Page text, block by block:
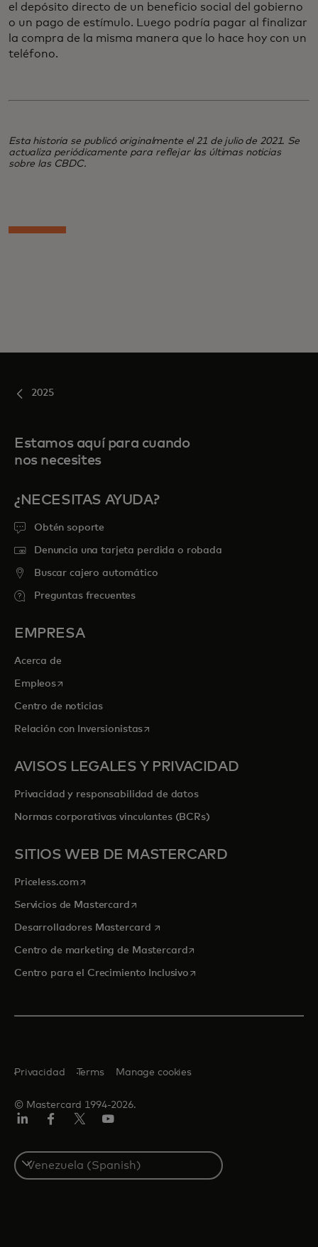
el depósito directo de un beneficio social del gobierno
o un pago de estímulo. Luego podría pagar al finalizar
la compra de la misma manera que lo hace hoy con un
teléfono.
Esta historia se publicó originalmente el 21 de julio de 2021. Se
actualiza periódicamente para reflejar las últimas noticias
sobre las CBDC.
2025
Estamos aquí para cuando
nos necesites
¿NECESITAS AYUDA?
Obtén soporte
Denuncia una tarjeta perdida o robada
Buscar cajero automático
Preguntas frecuentes
EMPRESA
Acerca de
Empleosse abre en una pestaña nueva
Centro de noticias
Relación con Inversionistasse abre en una pestaña nueva
AVISOS LEGALES Y PRIVACIDAD
Privacidad y responsabilidad de datos
Normas corporativas vinculantes (BCRs)
SITIOS WEB DE MASTERCARD
Priceless.com se abre en una pestaña nueva
Servicios de Mastercardse abre en una pestaña nueva
Desarrolladores Mastercard se abre en una pestaña nueva
Centro de marketing de Mastercardse abre en una pestaña
Centro para el Crecimiento Inclusivose abre en una pestaña
© Mastercard 1994-2026.
Privacidad Terms Manage cookies
Select
a
country